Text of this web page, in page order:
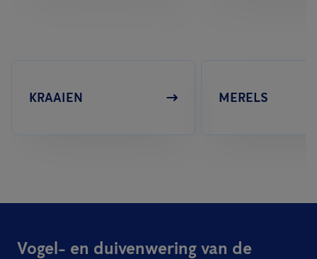
KRAAIEN MERELS
Vogel- en duivenwering van de